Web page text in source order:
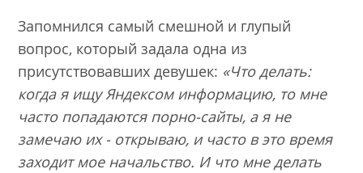
Запомнился самый смешной и глупый
вопрос, который задала одна из
присутствовавших девушек: «Что делать:
когда я ищу Яндексом информацию, то мне
часто попадаются порно-сайты, а я не
замечаю их - открываю, и часто в это время
заходит мое начальство. И что мне делать